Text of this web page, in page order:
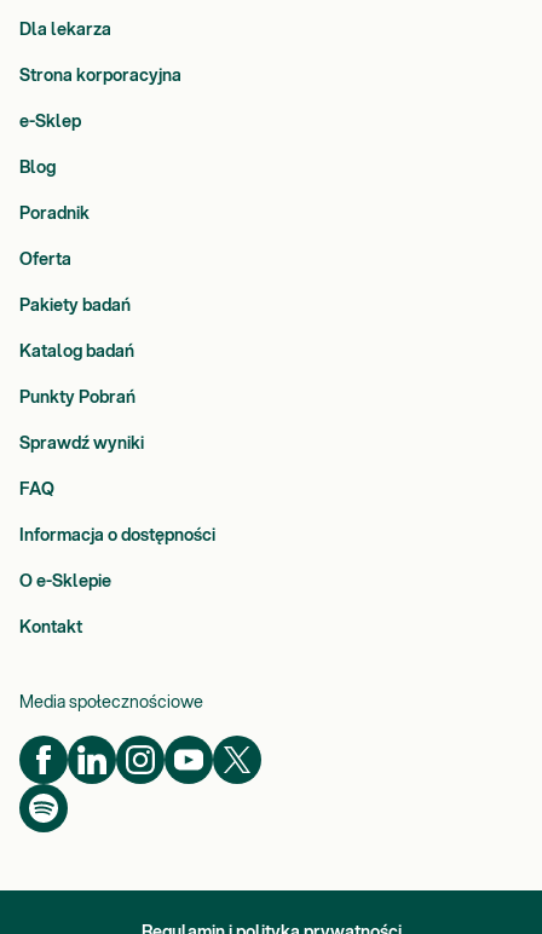
Dla lekarza
Strona korporacyjna
e-Sklep
Blog
Poradnik
Oferta
Pakiety badań
Katalog badań
Punkty Pobrań
Sprawdź wyniki
FAQ
Informacja o dostępności
O e-Sklepie
Kontakt
Media społecznościowe